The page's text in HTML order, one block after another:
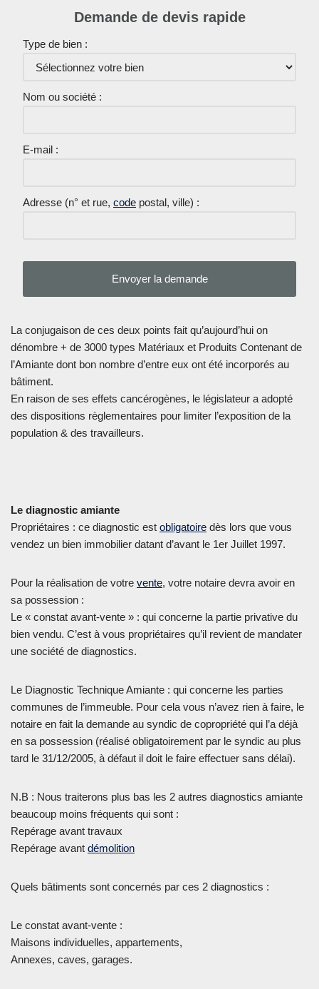
Demande de devis rapide
Type de bien :
Nom ou société :
E-mail :
Adresse (n° et rue, code postal, ville) :
La conjugaison de ces deux points fait qu’aujourd’hui on
dénombre + de 3000 types Matériaux et Produits Contenant de
l’Amiante dont bon nombre d’entre eux ont été incorporés au
bâtiment.
En raison de ses effets cancérogènes, le législateur a adopté
des dispositions règlementaires pour limiter l’exposition de la
population & des travailleurs.
Le diagnostic amiante
Propriétaires : ce diagnostic est obligatoire dès lors que vous
vendez un bien immobilier datant d’avant le 1er Juillet 1997.
Pour la réalisation de votre vente, votre notaire devra avoir en
sa possession :
Le « constat avant-vente » : qui concerne la partie privative du
bien vendu. C’est à vous propriétaires qu’il revient de mandater
une société de diagnostics.
Le Diagnostic Technique Amiante : qui concerne les parties
communes de l’immeuble. Pour cela vous n’avez rien à faire, le
notaire en fait la demande au syndic de copropriété qui l’a déjà
en sa possession (réalisé obligatoirement par le syndic au plus
tard le 31/12/2005, à défaut il doit le faire effectuer sans délai).
N.B : Nous traiterons plus bas les 2 autres diagnostics amiante
beaucoup moins fréquents qui sont :
Repérage avant travaux
Repérage avant démolition
Quels bâtiments sont concernés par ces 2 diagnostics :
Le constat avant-vente :
Maisons individuelles, appartements,
Annexes, caves, garages.